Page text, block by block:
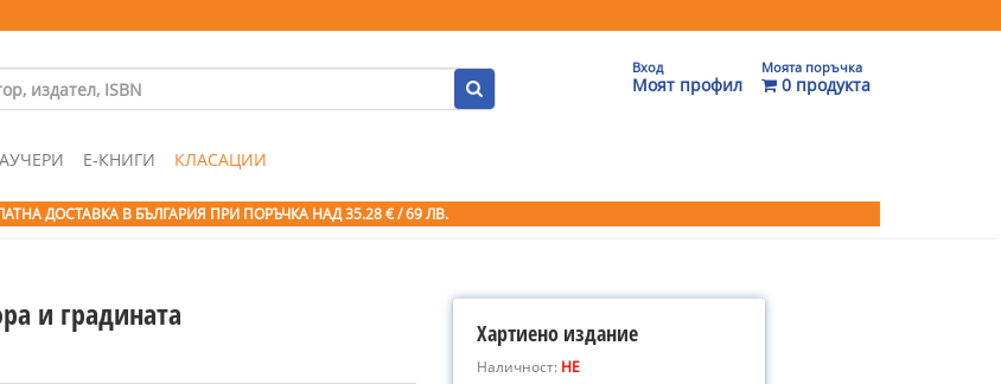
Вход
Моят профил
Моята поръчка
0 продукта
Е-КНИГИ КЛАСАЦИИ
ДОСТАВКА В БЪЛГАРИЯ ПРИ ПОРЪЧКА НАД 35.28 € / 69 ЛВ.
и градината Хартиено издание
Наличност: НЕ